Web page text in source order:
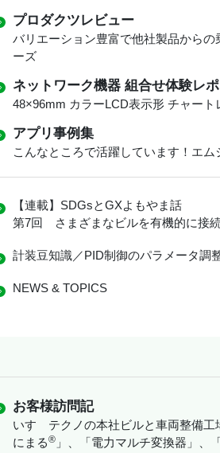
プロダクツレビュー
バリエーション豊富で他社製品から
ーズ
ネットワーク機器 組合せ体験レ
48×96mm カラーLCD表示形 チャー
アプリ事例集
こんなところで活躍しています！エ
【連載】SDGsとGXよもやま話
第7回 さまざまなビルを有機的に接
計装豆知識／PID制御のパラメータ調
NEWS & TOPICS
お客様訪問記
いすゞテクノの本社ビルと車両整備
にまる®︎」、「電力マルチ変換器」、